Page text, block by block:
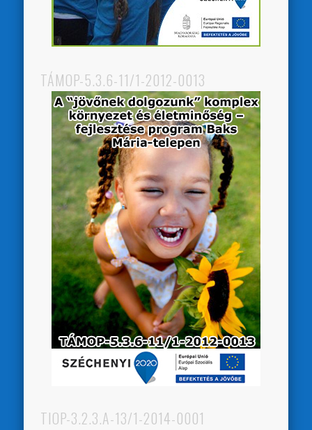
TÁMOP-5.3.6-11/1-2012-0013
TIOP-3.2.3.A-13/1-2014-0001